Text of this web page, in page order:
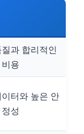
과 합리적인
비용
터와 높은 안
정성